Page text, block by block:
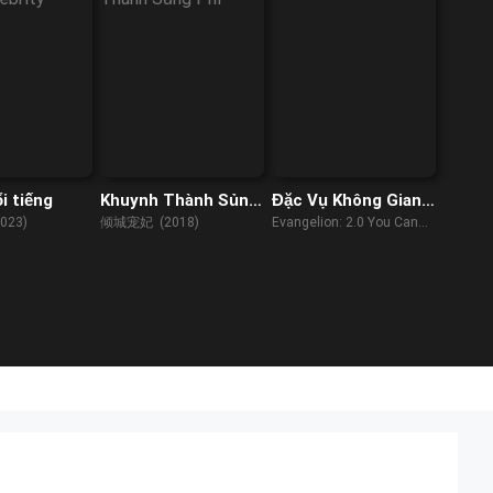
tiếng
Khuynh Thành Sủng
Phi
倾城宠妃 (2018)
Đặc Vụ Không Gian:
Không Lùi Bước
Evangelion: 2.0 You Can